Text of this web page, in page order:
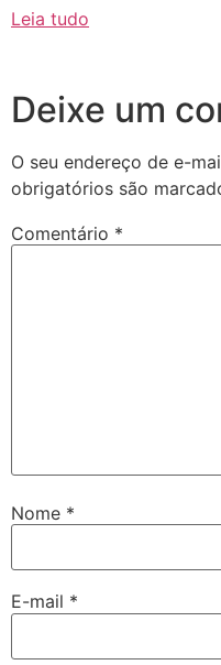
Leia tudo
Deixe um
O seu endereço de e-
obrigatórios são
Comentário *
Nome *
E-mail *